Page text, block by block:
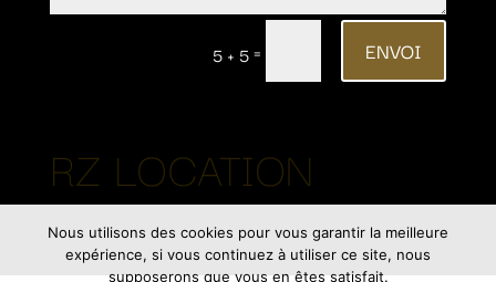
5 + 5= ENVOI
RZ LOCATION
Nous utilisons des cookies pour vous garantir la meilleure
expérience, si vous continuez à utiliser ce site, nous
supposerons que vous en êtes satisfait.